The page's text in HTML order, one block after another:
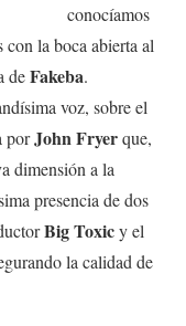
conocíamos
con la boca abierta al
deFakeba.
voz, sobre el
porJohn Fryerque,
dimensión a la
presencia de dos
Big Toxicy el
la calidad de